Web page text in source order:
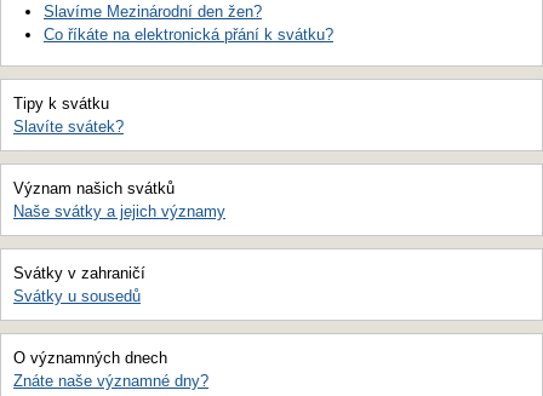
Slavíme Mezinárodní den žen?
Co říkáte na elektronická přání k svátku?
Tipy k svátku
Slavíte svátek?
Význam našich svátků
Naše svátky a jejich významy
Svátky v zahraničí
Svátky u sousedů
O významných dnech
Znáte naše významné dny?